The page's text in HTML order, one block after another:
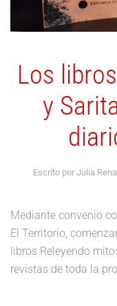
Los
y
Escrito por Julia
Mediante convenio
El Territorio,
libros Releyendo
revistas de toda la